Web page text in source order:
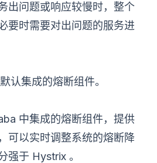
出问题或响应较慢时，整个
要时需要对出问题的服务进
认集成的熔断组件。
中集成的熔断组件，提供
可以实时调整系统的熔断降
强于 Hystrix 。